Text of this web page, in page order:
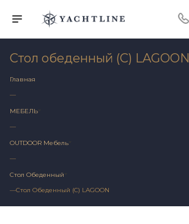
Стол обеденный (С) LAGOON
Главная
—
МЕБЕЛЬ
—
OUTDOOR Мебель
—
Стол Обеденный
—Стол Обеденный (С) LAGOON